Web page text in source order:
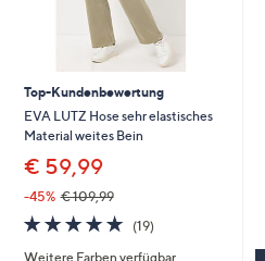
Top-Kundenbewertung
EVA LUTZ Hose sehr elastisches
Material weites Bein
€ 59,99
-45% € 109,99
4.9
von
(19)19
Weitere Farben verfügbar